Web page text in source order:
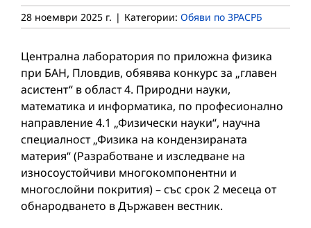
28 ноември 2025 г. | Категории: Обяви по ЗРАСРБ
Централна лаборатория по приложна физика
при БАН, Пловдив, обявява конкурс за „главен
асистент“ в област 4. Природни науки,
математика и информатика, по професионално
направление 4.1 „Физически науки“, научна
специалност „Физика на кондензираната
материя“ (Разработване и изследване на
износоустойчиви многокомпонентни и
многослойни покрития) – със срок 2 месеца от
обнародването в Държавен вестник.